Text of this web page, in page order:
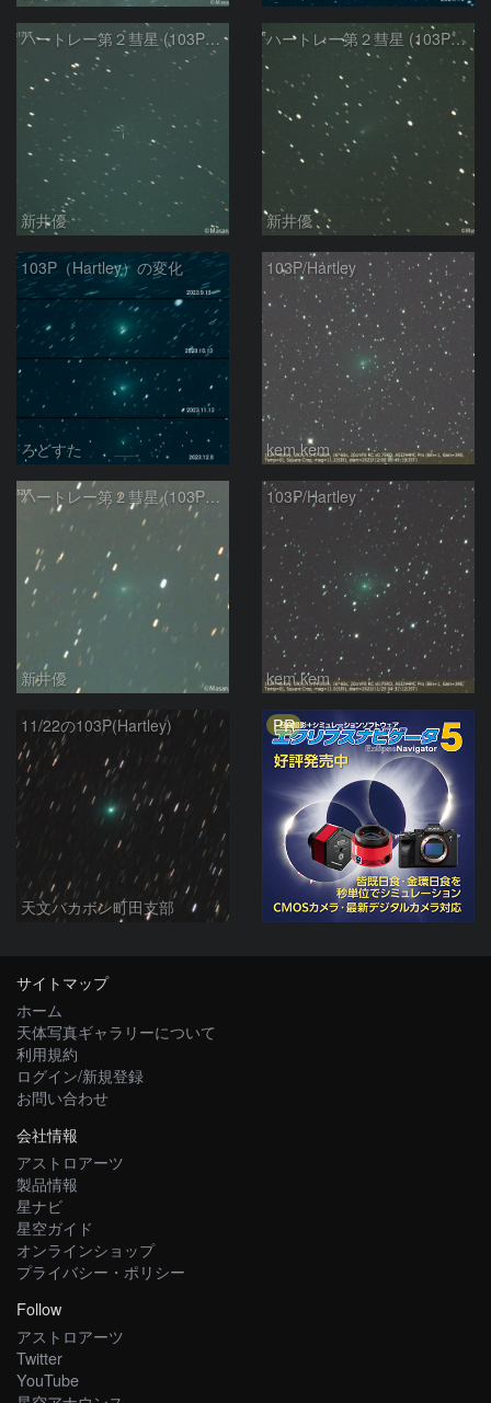
ハートレー第２彗星 (103P)：2023/12/23
新井優
ハートレー第２彗星 (103P)：2023/12/18
新井優
103P（Hartley）の変化
ろどすた
103P/Hartley
kem.kem
ハートレー第２彗星 (103P)：2023/11/24
新井優
103P/Hartley
kem.kem
11/22の103P(Hartley)
天文バカボン町田支部
PR
サイトマップ
ホーム
天体写真ギャラリーについて
利用規約
ログイン/新規登録
お問い合わせ
会社情報
アストロアーツ
製品情報
星ナビ
星空ガイド
オンラインショップ
プライバシー・ポリシー
Follow
アストロアーツ
Twitter
YouTube